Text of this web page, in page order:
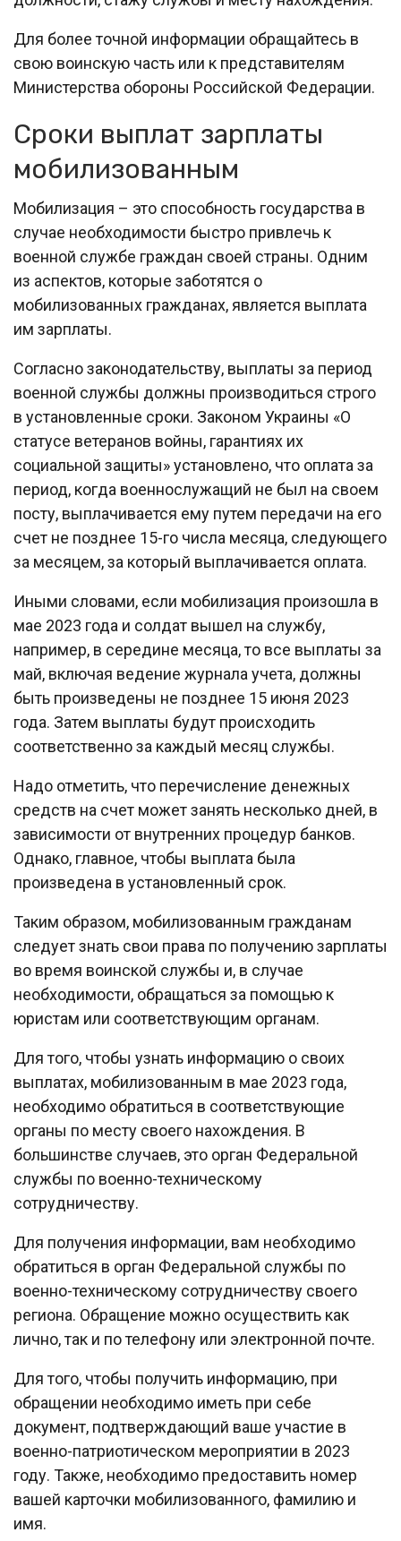
Для более точной информации обращайтесь в
свою воинскую часть или к представителям
Министерства обороны Российской Федерации.
Сроки выплат зарплаты
мобилизованным
Мобилизация – это способность государства в
случае необходимости быстро привлечь к
военной службе граждан своей страны. Одним
из аспектов, которые заботятся о
мобилизованных гражданах, является выплата
им зарплаты.
Согласно законодательству, выплаты за период
военной службы должны производиться строго
в установленные сроки. Законом Украины «О
статусе ветеранов войны, гарантиях их
социальной защиты» установлено, что оплата за
период, когда военнослужащий не был на своем
посту, выплачивается ему путем передачи на его
счет не позднее 15-го числа месяца, следующего
за месяцем, за который выплачивается оплата.
Иными словами, если мобилизация произошла в
мае 2023 года и солдат вышел на службу,
например, в середине месяца, то все выплаты за
май, включая ведение журнала учета, должны
быть произведены не позднее 15 июня 2023
года. Затем выплаты будут происходить
соответственно за каждый месяц службы.
Надо отметить, что перечисление денежных
средств на счет может занять несколько дней, в
зависимости от внутренних процедур банков.
Однако, главное, чтобы выплата была
произведена в установленный срок.
Таким образом, мобилизованным гражданам
следует знать свои права по получению зарплаты
во время воинской службы и, в случае
необходимости, обращаться за помощью к
юристам или соответствующим органам.
Для того, чтобы узнать информацию о своих
выплатах, мобилизованным в мае 2023 года,
необходимо обратиться в соответствующие
органы по месту своего нахождения. В
большинстве случаев, это орган Федеральной
службы по военно-техническому
сотрудничеству.
Для получения информации, вам необходимо
обратиться в орган Федеральной службы по
военно-техническому сотрудничеству своего
региона. Обращение можно осуществить как
лично, так и по телефону или электронной почте.
Для того, чтобы получить информацию, при
обращении необходимо иметь при себе
документ, подтверждающий ваше участие в
военно-патриотическом мероприятии в 2023
году. Также, необходимо предоставить номер
вашей карточки мобилизованного, фамилию и
имя.